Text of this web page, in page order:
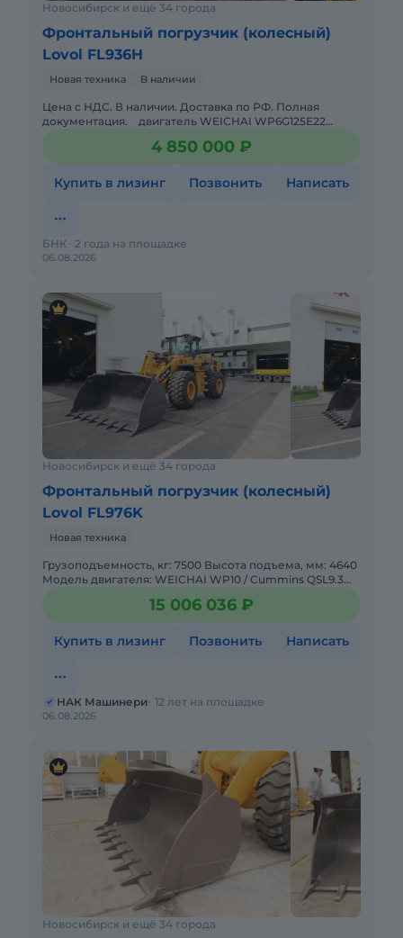
Новосибирск и ещё 34 города
Фронтальный погрузчик (колесный)
Lovol FL936H
Новая техника В наличии
Цена с НДС. В наличии. Доставка по РФ. Полная
документация. двигатель WEICHAI WP6G125Е22
4 850 000 ₽
Купить в лизинг Позвонить Написать
06.08.2026
БНК 2 года на площадке
Новосибирск и ещё 34 города
Фронтальный погрузчик (колесный)
Lovol FL976K
Новая техника
Грузоподъемность, кг: 7500 Высота подъема, мм: 4640
Модель двигателя: WEICHAI WP10 / Cummins QSL9.3
15 006 036 ₽
Купить в лизинг Позвонить Написать
06.08.2026
НАК Машинери 12 лет на площадке
Новосибирск и ещё 34 города